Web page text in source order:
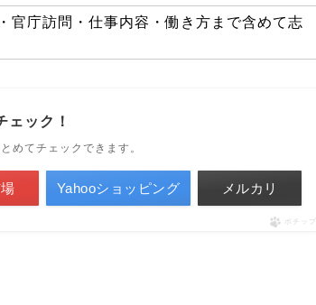
官庁訪問・仕事内容・働き方まで含めて志
ェック！
めてチェックできます。
Yahooショッピング メルカリ
ポチップ